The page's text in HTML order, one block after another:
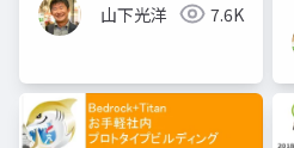
山下光洋 7.6K